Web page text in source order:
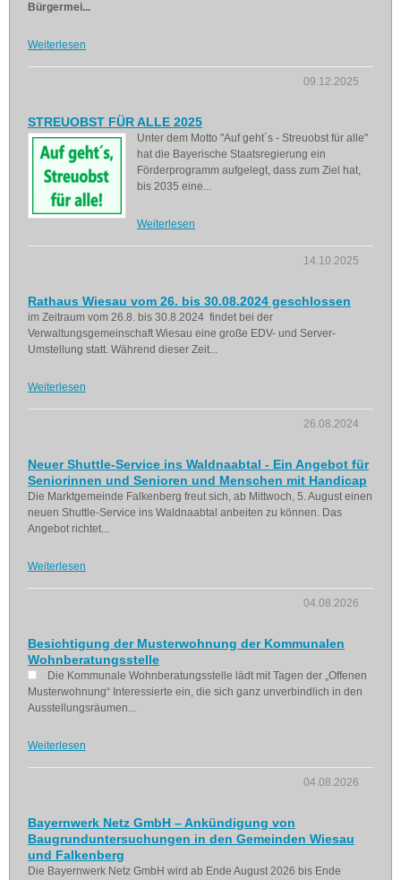
Bürgermei...
Weiterlesen
09.12.2025
STREUOBST FÜR ALLE 2025
Unter dem Motto "Auf geht´s - Streuobst für alle"
hat die Bayerische Staatsregierung ein
Förderprogramm aufgelegt, dass zum Ziel hat,
bis 2035 eine...
Weiterlesen
14.10.2025
Rathaus Wiesau vom 26. bis 30.08.2024 geschlossen
im Zeitraum vom 26.8. bis 30.8.2024 findet bei der
Verwaltungsgemeinschaft Wiesau eine große EDV- und Server-
Umstellung statt. Während dieser Zeit...
Weiterlesen
26.08.2024
Neuer Shuttle-Service ins Waldnaabtal - Ein Angebot für
Seniorinnen und Senioren und Menschen mit Handicap
Die Marktgemeinde Falkenberg freut sich, ab Mittwoch, 5. August einen
neuen Shuttle-Service ins Waldnaabtal anbeiten zu können. Das
Angebot richtet...
Weiterlesen
04.08.2026
Besichtigung der Musterwohnung der Kommunalen
Wohnberatungsstelle
Die Kommunale Wohnberatungsstelle lädt mit Tagen der „Offenen
Musterwohnung“ Interessierte ein, die sich ganz unverbindlich in den
Ausstellungsräumen...
Weiterlesen
04.08.2026
Bayernwerk Netz GmbH – Ankündigung von
Baugrunduntersuchungen in den Gemeinden Wiesau
und Falkenberg
Die Bayernwerk Netz GmbH wird ab Ende August 2026 bis Ende